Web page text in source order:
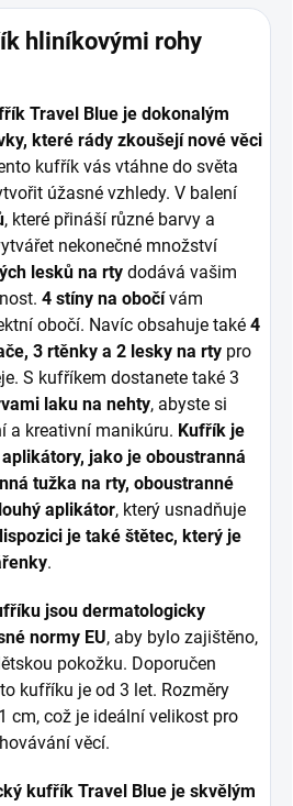
hliníkovými rohy
Travel Blue je dokonalým
které rády zkoušejí nové věci
kufřík vás vtáhne do světa
úžasné vzhledy. V balení
, které přináší různé barvy a
nekonečné množství
lesků na rty dodává vašim
4 stíny na obočívám
obočí. Navíc obsahuje také 4
3 rtěnky a 2 lesky na rty pro
S kufříkem dostanete také 3
laku na nehty, abyste si
a kreativní manikúru. Kufřík je
jako je oboustranná
tužka na rty, oboustranné
aplikátor, který usnadňuje
je také štětec, který je
.
jsou dermatologicky
normy EU, aby bylo zajištěno,
pokožku. Doporučen
kufříku je od 3 let. Rozměry
cm, což je ideální velikost pro
věcí.
kufřík Travel Blue je skvělým